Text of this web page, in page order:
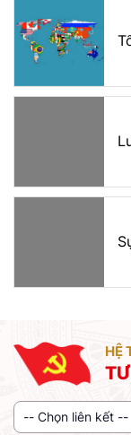
HỆ
-- Chọn liên kết --